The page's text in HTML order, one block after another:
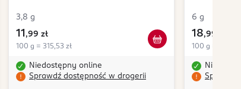
3,8 g
11 ,99 zł
100 g = 315,53 zł
Niedostępny online
Sprawdź dostępność w drogerii
6 g
18,99 zł
100 g = 316,50
Sprawdź